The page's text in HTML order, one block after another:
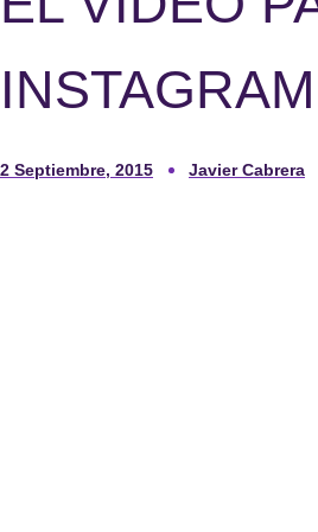
INSTAGRAM
2 Septiembre, 2015 Javier Cabrera